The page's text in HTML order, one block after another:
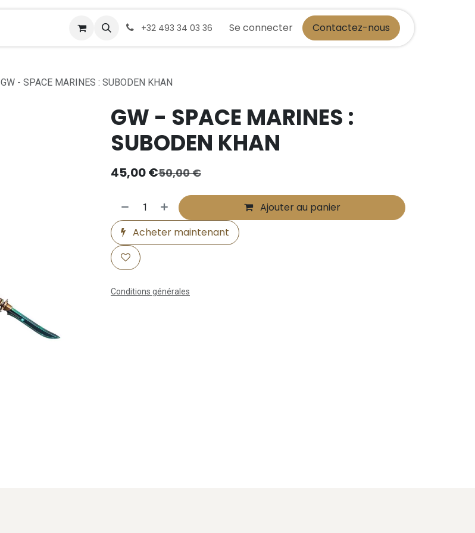
Commander +32 493 34 03 36 Se connecter Contactez-nous
GW - SPACE MARINES : SUBODEN KHAN
GW - SPACE MARINES :
SUBODEN KHAN
45,00€50,00€
Ajouter au panier
Acheter maintenant
Conditions générales